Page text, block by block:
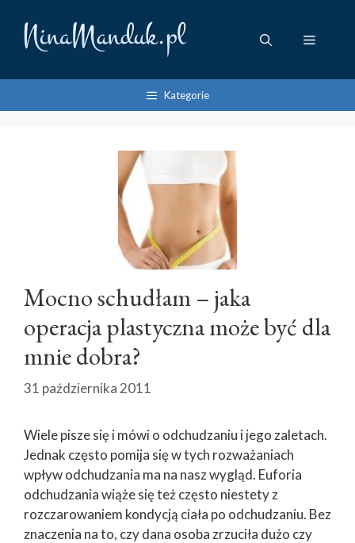
treści
Menu
Kategorie
Mocno schudłam – jaka
operacja plastyczna może być dla
mnie dobra?
31 października 2011
Wiele pisze się i mówi o odchudzaniu i jego zaletach.
Jednak często pomija się w tych rozważaniach
wpływ odchudzania ma na nasz wygląd. Euforia
odchudzania wiąże się też często niestety z
rozczarowaniem kondycją ciała po odchudzaniu. Bez
znaczenia na to, czy dana osoba zrzuciła dużo czy